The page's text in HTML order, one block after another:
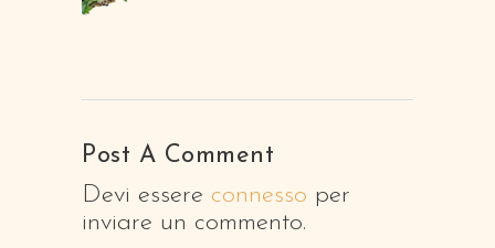
Post A Comment
Devi essere connesso per
inviare un commento.